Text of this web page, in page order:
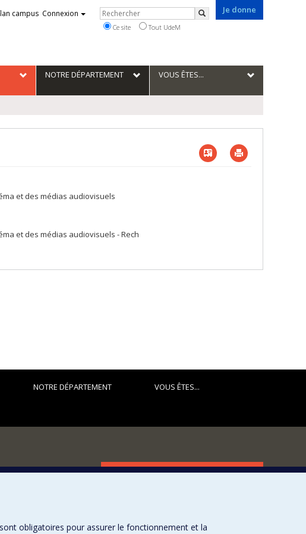
Je donne
campus Connexion Rechercher
Rechercher
Ce site Tout UdeM
NOTRE DÉPARTEMENT VOUS ÊTES...
Vcard
et des médias audiovisuels
et des médias audiovisuels - Rech
NOTRE DÉPARTEMENT VOUS ÊTES...
FACULTÉ DES ARTS ET DES SCIENCES
Nos programmes et cours
obligatoires pour assurer le fonctionnement et la